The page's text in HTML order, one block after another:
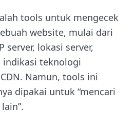
tools untuk mengecek
website, mulai dari
server, lokasi server,
indikasi teknologi
Namun, tools ini
dipakai untuk “mencari